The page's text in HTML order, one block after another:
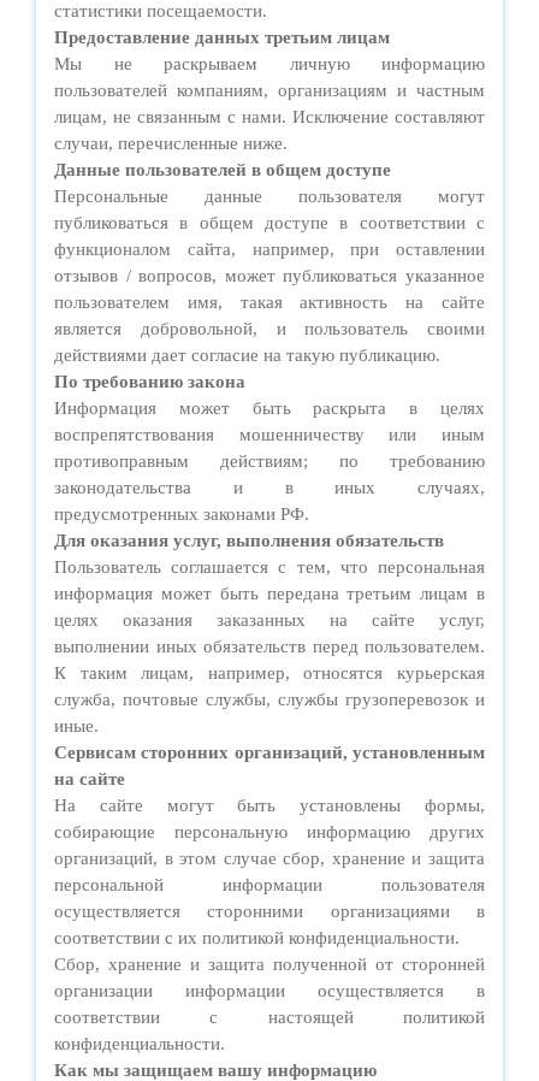
статистики посещаемости.
Предоставление данных третьим лицам
Мы не раскрываем личную информацию
пользователей компаниям, организациям и частным
лицам, не связанным с нами. Исключение составляют
случаи, перечисленные ниже.
Данные пользователей в общем доступе
Персональные данные пользователя могут
публиковаться в общем доступе в соответствии с
функционалом сайта, например, при оставлении
отзывов / вопросов, может публиковаться указанное
пользователем имя, такая активность на сайте
является добровольной, и пользователь своими
действиями дает согласие на такую публикацию.
По требованию закона
Информация может быть раскрыта в целях
воспрепятствования мошенничеству или иным
противоправным действиям; по требованию
законодательства и в иных случаях,
предусмотренных законами РФ.
Для оказания услуг, выполнения обязательств
Пользователь соглашается с тем, что персональная
информация может быть передана третьим лицам в
целях оказания заказанных на сайте услуг,
выполнении иных обязательств перед пользователем.
К таким лицам, например, относятся курьерская
служба, почтовые службы, службы грузоперевозок и
иные.
Сервисам сторонних организаций, установленным
на сайте
На сайте могут быть установлены формы,
собирающие персональную информацию других
организаций, в этом случае сбор, хранение и защита
персональной информации пользователя
осуществляется сторонними организациями в
соответствии с их политикой конфиденциальности.
Сбор, хранение и защита полученной от сторонней
организации информации осуществляется в
соответствии с настоящей политикой
конфиденциальности.
Как мы защищаем вашу информацию